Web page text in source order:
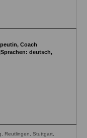
Coach
deutsch,
Reutlingen, Stuttgart,